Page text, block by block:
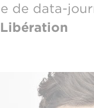
de data-
Libération